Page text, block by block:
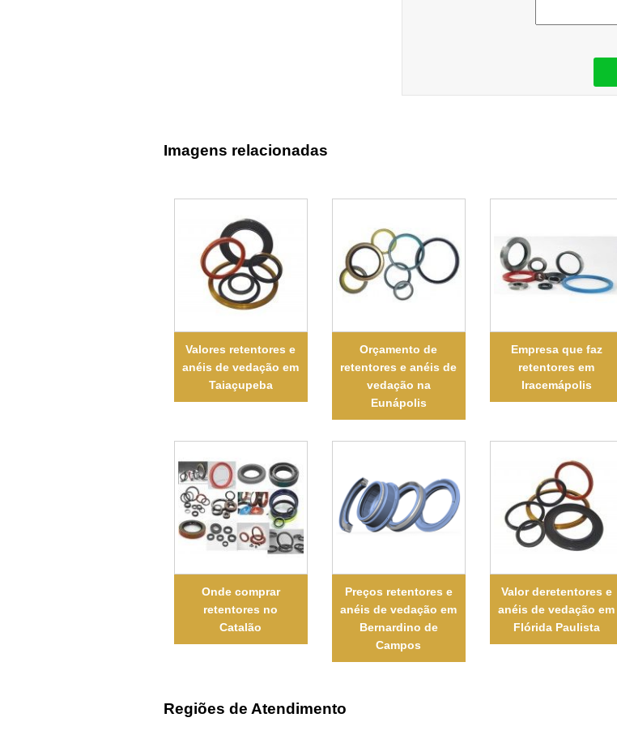
Imagens relacionadas
Valores retentores e
anéis de vedação em
Taiaçupeba
Orçamento de
retentores e anéis de
vedação na
Eunápolis
Empresa que faz
retentores em
Iracemápolis
Onde comprar
retentores no
Catalão
Preços retentores e
anéis de vedação em
Bernardino de
Campos
Valor deretentores e
anéis de vedação em
Flórida Paulista
Regiões de Atendimento